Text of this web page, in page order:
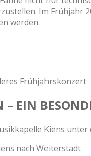
Im Frühjahr
werden.
EIN
Kiens